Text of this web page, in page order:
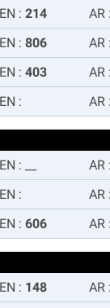
EN : 214 AR :
EN : 806 AR :
EN : 403 AR :
EN : AR :
EN : AR :
EN : AR :
EN : 606 AR :
EN : 148 AR :